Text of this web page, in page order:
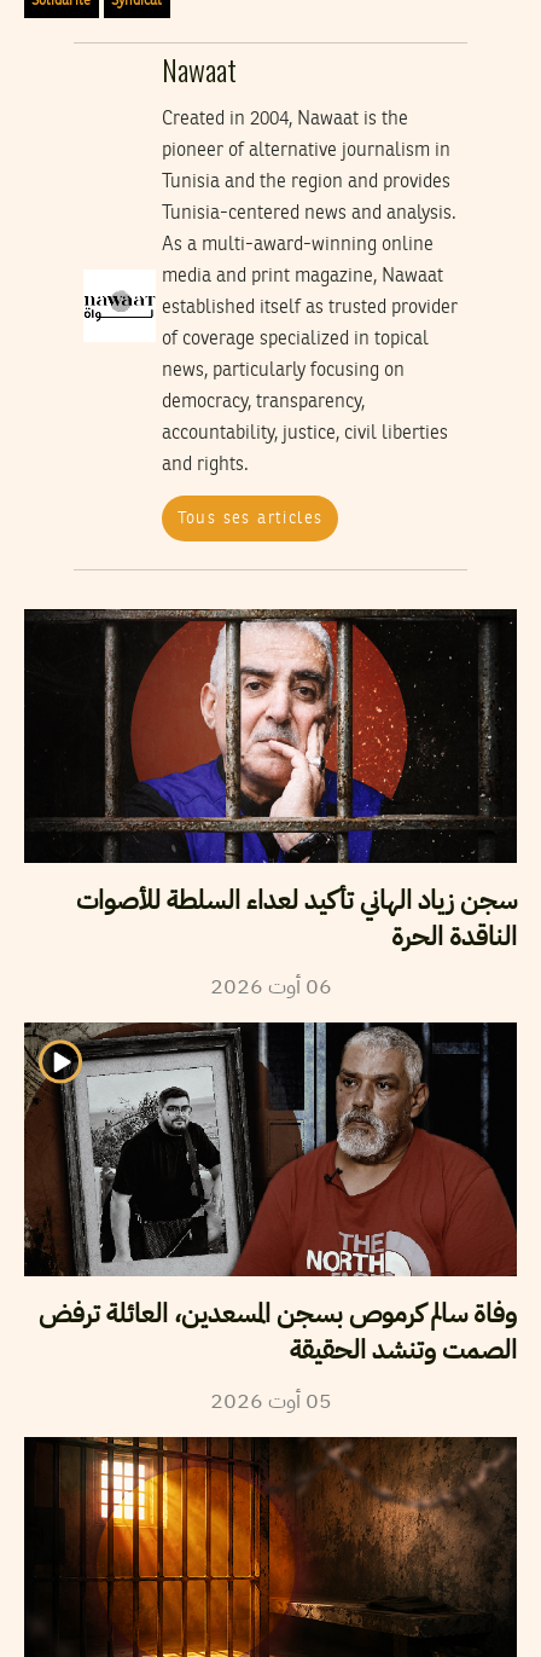
Nawaat
Created in 2004, Nawaat is the
pioneer of alternative journalism in
Tunisia and the region and provides
Tunisia-centered news and analysis.
As a multi-award-winning online
media and print magazine, Nawaat
established itself as trusted provider
of coverage specialized in topical
news, particularly focusing on
democracy, transparency,
accountability, justice, civil liberties
and rights.
Tous ses articles
سجن زياد الهاني تأكيد لعداء السلطة للأصوات
الناقدة الحرة
06 أوت2026
وفاة سالم كرموص بسجن المسعدين، العائلة ترفض
الصمت وتنشد الحقيقة
05 أوت2026